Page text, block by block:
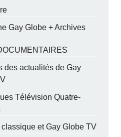
Gay Globe + Archives
des actualités de Gay
Télévision Quatre-
et Gay Globe TV